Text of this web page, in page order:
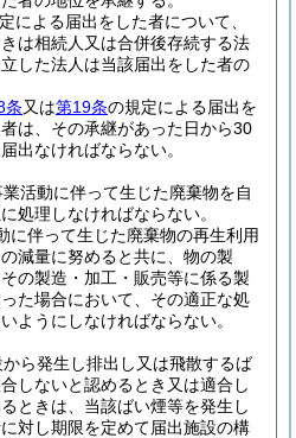
による届出をした者について、
は相続人又は合併後存続する法
した法人は当該届出をした者の
条又は第19条の規定による届出を
は、その承継があった日から30
出なければならない。
活動に伴って生じた廃棄物を自
処理しなければならない。
に伴って生じた廃棄物の再生利用
減量に努めると共に、物の製
の製造・加工・販売等に係る製
た場合において、その適正な処
ようにしなければならない。
ら発生し排出し又は飛散するば
しないと認めるとき又は適合し
ときは、当該ばい煙等を発生し
対し期限を定めて届出施設の構